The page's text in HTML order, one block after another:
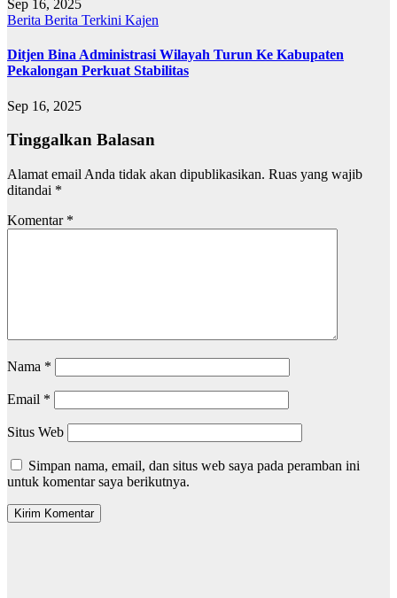
Sep 16, 2025
Berita Berita Terkini Kajen
Ditjen Bina Administrasi Wilayah Turun Ke Kabupaten
Pekalongan Perkuat Stabilitas
Sep 16, 2025
Tinggalkan Balasan
Alamat email Anda tidak akan dipublikasikan. Ruas yang wajib
ditandai *
Komentar *
Nama *
Email *
Situs Web
Simpan nama, email, dan situs web saya pada peramban ini
untuk komentar saya berikutnya.